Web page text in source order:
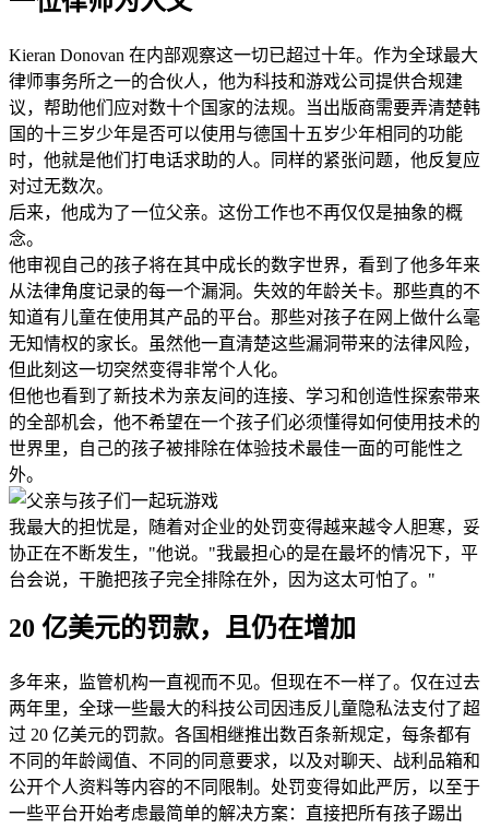
Kieran Donovan 在内部观察这一切已超过十年。作为全球最大
律师事务所之一的合伙人，他为科技和游戏公司提供合规建
议，帮助他们应对数十个国家的法规。当出版商需要弄清楚韩
国的十三岁少年是否可以使用与德国十五岁少年相同的功能
时，他就是他们打电话求助的人。同样的紧张问题，他反复应
对过无数次。
后来，他成为了一位父亲。这份工作也不再仅仅是抽象的概
念。
他审视自己的孩子将在其中成长的数字世界，看到了他多年来
从法律角度记录的每一个漏洞。失效的年龄关卡。那些真的不
知道有儿童在使用其产品的平台。那些对孩子在网上做什么毫
无知情权的家长。虽然他一直清楚这些漏洞带来的法律风险，
但此刻这一切突然变得非常个人化。
但他也看到了新技术为亲友间的连接、学习和创造性探索带来
的全部机会，他不希望在一个孩子们必须懂得如何使用技术的
世界里，自己的孩子被排除在体验技术最佳一面的可能性之
外。
我最大的担忧是，随着对企业的处罚变得越来越令人胆寒，妥
协正在不断发生，"他说。"我最担心的是在最坏的情况下，平
台会说，干脆把孩子完全排除在外，因为这太可怕了。"
20 亿美元的罚款，且仍在增加
多年来，监管机构一直视而不见。但现在不一样了。仅在过去
两年里，全球一些最大的科技公司因违反儿童隐私法支付了超
过 20 亿美元的罚款。各国相继推出数百条新规定，每条都有
不同的年龄阈值、不同的同意要求，以及对聊天、战利品箱和
公开个人资料等内容的不同限制。处罚变得如此严厉，以至于
一些平台开始考虑最简单的解决方案：直接把所有孩子踢出